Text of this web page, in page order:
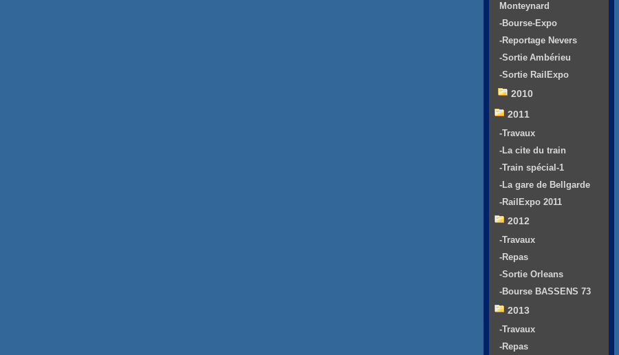
Monteynard
-Bourse-Expo
-Reportage Nevers
-Sortie Ambérieu
-Sortie RailExpo
2010
2011
-Travaux
-La cite du train
-Train spécial-1
-La gare de Bellgarde
-RailExpo 2011
2012
-Travaux
-Repas
-Sortie Orleans
-Bourse BASSENS 73
2013
-Travaux
-Repas